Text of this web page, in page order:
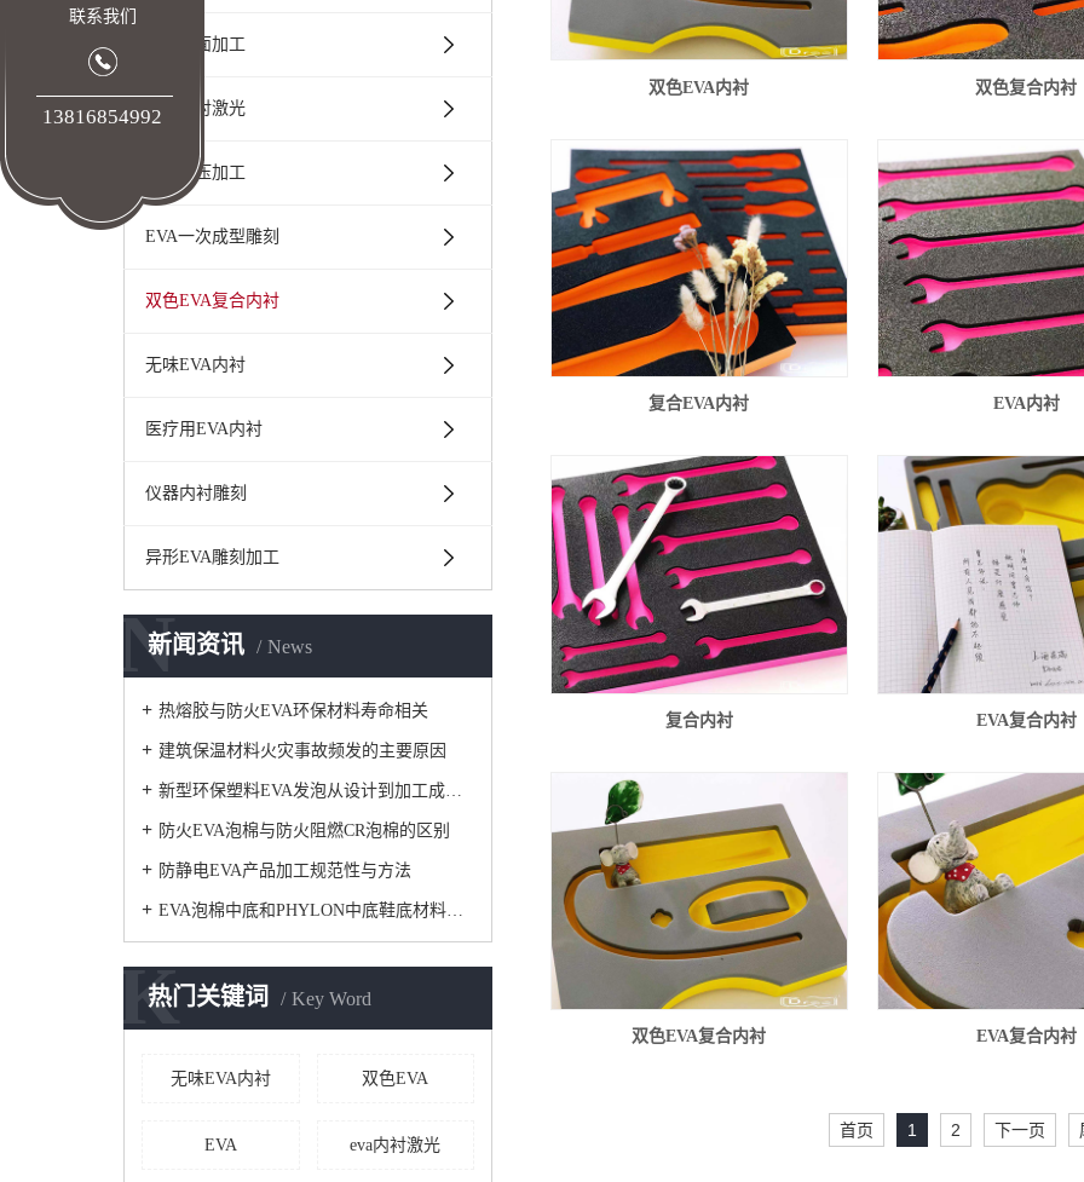
联系我们
13816854992
EVA弧面加工
EVA内衬激光
EVA热压加工
EVA一次成型雕刻
双色EVA复合内衬
无味EVA内衬
医疗用EVA内衬
仪器内衬雕刻
异形EVA雕刻加工
新闻资讯 News
N
热熔胶与防火EVA环保材料寿命相关
建筑保温材料火灾事故频发的主要原因
新型环保塑料EVA发泡从设计到加工成型步骤
防火EVA泡棉与防火阻燃CR泡棉的区别
防静电EVA产品加工规范性与方法
EVA泡棉中底和PHYLON中底鞋底材料基本知识
热门关键词 Key Word
K
无味EVA内衬 双色EVA
EVA eva内衬激光
双色EVA内衬 双色复合内衬
复合EVA内衬 EVA内衬
复合内衬 EVA复合内衬
双色EVA复合内衬 EVA复合内衬
首页 1 2 下一页